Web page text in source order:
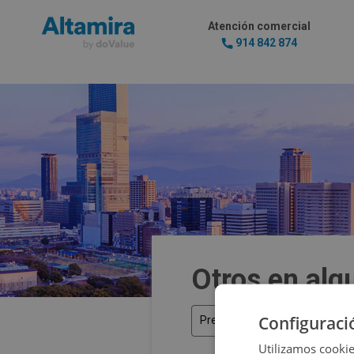
Atención comercial
914 842 874
Otros en
Precio
Utilizamos